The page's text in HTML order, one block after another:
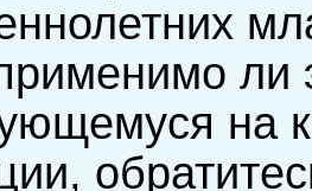
ли
на